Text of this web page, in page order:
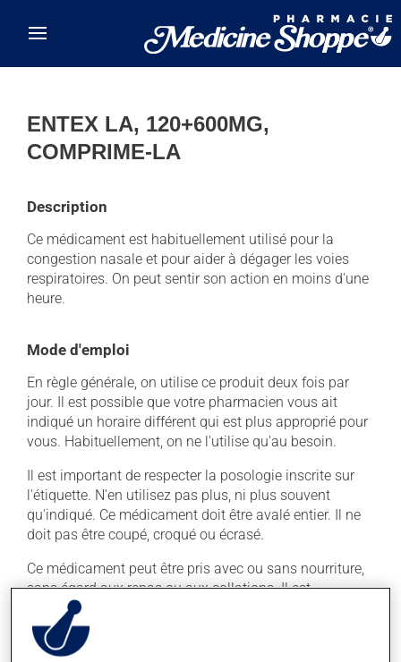
ENTEX LA, 120+600MG,
COMPRIME-LA
Description
Ce médicament est habituellement utilisé pour la
congestion nasale et pour aider à dégager les voies
respiratoires. On peut sentir son action en moins d'une
heure.
Mode d'emploi
En règle générale, on utilise ce produit deux fois par
jour. Il est possible que votre pharmacien vous ait
indiqué un horaire différent qui est plus approprié pour
vous. Habituellement, on ne l'utilise qu'au besoin.
Il est important de respecter la posologie inscrite sur
l'étiquette. N'en utilisez pas plus, ni plus souvent
qu'indiqué. Ce médicament doit être avalé entier. Il ne
doit pas être coupé, croqué ou écrasé.
Ce médicament peut être pris avec ou sans nourriture,
sans égard aux repas ou aux collations. Il est
recommandé de boire beaucoup d'eau durant tout le
traitement.